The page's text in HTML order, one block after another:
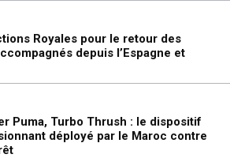
Royales pour le retour des
depuis l’Espagne et
Puma, Turbo Thrush : le dispositif
déployé par le Maroc contre